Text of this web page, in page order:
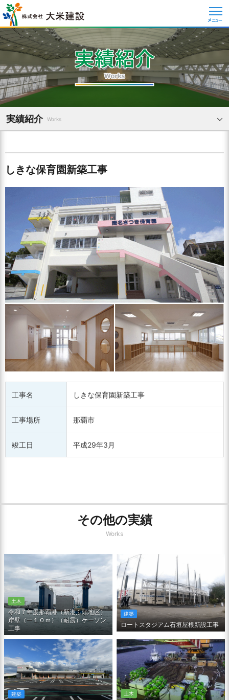
メニュー
実績紹介 Works
しきな保育園新築工事
工事名 しきな保育園新築工事
工事場所 那覇市
竣工日 平成29年3月
その他の実績
Works
土木
令和７年度那覇港（新港ふ頭地区）
岸壁（ー１０ｍ）（耐震）ケーソン
工事
建築
ロートスタジアム石垣屋根新設工事
建築 土木